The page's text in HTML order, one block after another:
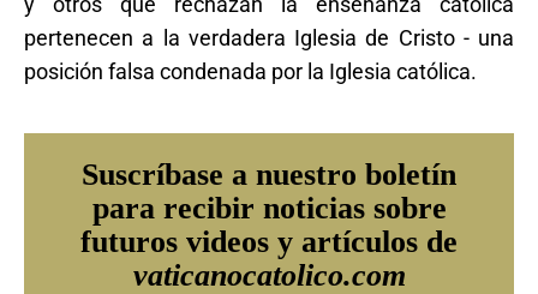
pertenecen a la verdadera Iglesia de Cristo - una
posición falsa condenada por la Iglesia católica.
Suscríbase a nuestro boletín
para recibir noticias sobre
futuros videos y artículos de
vaticanocatolico.com